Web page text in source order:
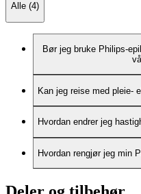
Alle (4)
Bør jeg bruke Philips-
Kan jeg reise med pleie-
Hvordan endrer jeg
Hvordan rengjør jeg min